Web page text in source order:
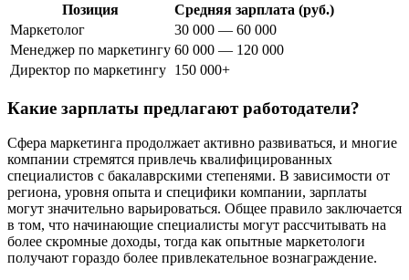
Позиция
Средняя зарплата (руб.)
Маркетолог
30 000 — 60 000
Менеджер по маркетингу 60 000 — 120 000
Директор по маркетингу 150 000+
Какие зарплаты предлагают работодатели?
Сфера маркетинга продолжает активно развиваться, и многие
компании стремятся привлечь квалифицированных
специалистов с бакалаврскими степенями. В зависимости от
региона, уровня опыта и специфики компании, зарплаты
могут значительно варьироваться. Общее правило заключается
в том, что начинающие специалисты могут рассчитывать на
более скромные доходы, тогда как опытные маркетологи
получают гораздо более привлекательное вознаграждение.